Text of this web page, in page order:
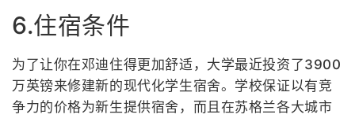
6.住宿条件
为了让你在邓迪住得更加舒适，大学最近投资了3900
万英镑来修建新的现代化学生宿舍。学校保证以有竞
争力的价格为新生提供宿舍，而且在苏格兰各大城市